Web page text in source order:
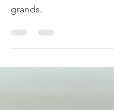
Sandwich poisson
De petits sandwichs
les enfants mais
grands.